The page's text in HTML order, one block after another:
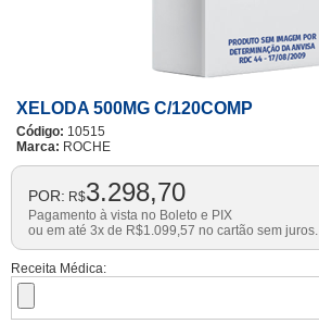
XELODA 500MG C/120COMP
Código: 10515
Marca: ROCHE
POR: R$3.298,70
Pagamento à vista no Boleto e PIX
ou em até 3x de R$1.099,57 no cartão sem juros.
Receita Médica: